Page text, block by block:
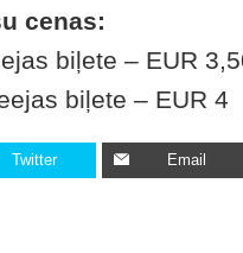
cenas:
biļete – EUR
biļete – EUR 4
Twitter Email